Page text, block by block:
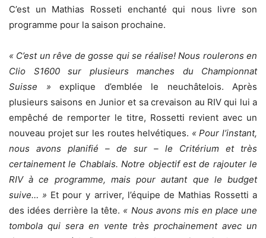
C’est un Mathias Rosseti enchanté qui nous livre son
programme pour la saison prochaine.
« C’est un rêve de gosse qui se réalise! Nous roulerons en
Clio S1600 sur plusieurs manches du Championnat
Suisse » explique d’emblée le neuchâtelois. Après
plusieurs saisons en Junior et sa crevaison au RIV qui lui a
empêché de remporter le titre, Rossetti revient avec un
nouveau projet sur les routes helvétiques. « Pour l’instant,
nous avons planifié – de sur – le Critérium et très
certainement le Chablais. Notre objectif est de rajouter le
RIV à ce programme, mais pour autant que le budget
suive… » Et pour y arriver, l’équipe de Mathias Rossetti a
des idées derrière la tête. « Nous avons mis en place une
tombola qui sera en vente très prochainement avec un